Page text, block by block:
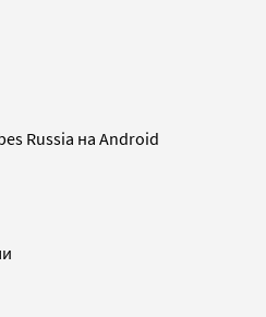
Russia на Android